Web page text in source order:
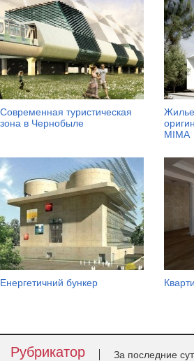
Современная туристическая
зона в Чернобыле
MIMA
Енергетичний бункер
Рубрикатор За последние